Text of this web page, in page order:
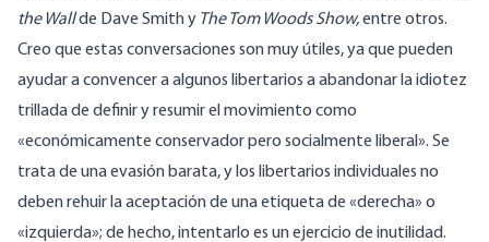
the Wallde Dave Smith y The Tom Woods Show,entre otros.
Creo que estas conversaciones son muy útiles, ya que pueden
ayudar a convencer a algunos libertarios a abandonar la idiotez
trillada de definir y resumir el movimiento como
«económicamente conservador pero socialmente liberal». Se
trata de una evasión barata, y los libertarios individuales no
deben rehuir la aceptación de una etiqueta de «derecha» o
«izquierda»; de hecho, intentarlo es un ejercicio de inutilidad.